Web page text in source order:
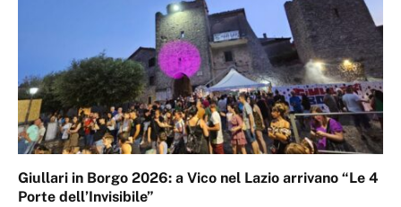
Giullari in Borgo 2026: a Vico nel Lazio arrivano “Le 4
Porte dell’Invisibile”